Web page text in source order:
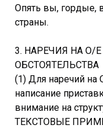
Опять вы, гордые,
страны.
3. НАРЕЧИЯ НА О/
ОБСТОЯТЕЛЬСТВА
(1) Для наречий на
написание
внимание на
ТЕКСТОВЫЕ